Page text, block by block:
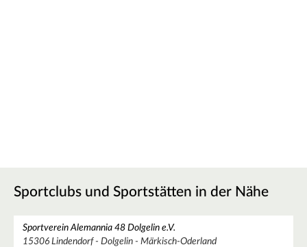
Sportclubs und Sportstätten in der Nähe
Sportverein Alemannia 48 Dolgelin e.V.
15306 Lindendorf - Dolgelin - Märkisch-Oderland